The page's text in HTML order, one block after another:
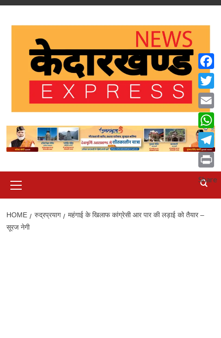
Skip
Menu
HOME रुद्रप्रयाग
महंगाई के खिलाफ कांग्रेसी आर पार की लड़ाई को तैयार –
सूरज नेगी
Email
Print
Share